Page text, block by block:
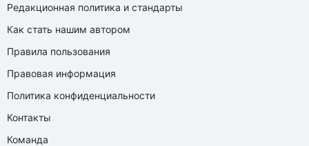
Редакционная политика и стандарты
Как стать нашим автором
Правила пользования
Правовая информация
Политика конфиденциальности
Контакты
Команда